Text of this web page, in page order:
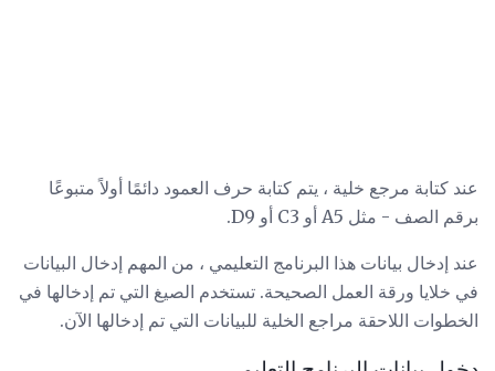
عند كتابة مرجع خلية ، يتم كتابة حرف العمود دائمًا أولاً متبوعًا
برقم الصف - مثل A5 أو C3 أو D9.
عند إدخال بيانات هذا البرنامج التعليمي ، من المهم إدخال البيانات
في خلايا ورقة العمل الصحيحة. تستخدم الصيغ التي تم إدخالها في
الخطوات اللاحقة مراجع الخلية للبيانات التي تم إدخالها الآن.